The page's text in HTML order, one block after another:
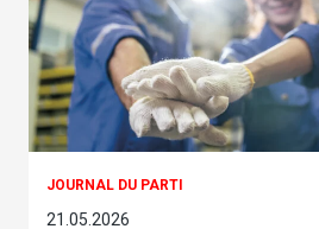
JOURNAL DU PARTI
21.05.2026